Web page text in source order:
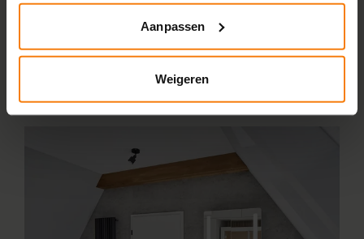
Aanpassen
Weigeren
houtlook beschikbaar als wandpanelen. Deze zijn
veilig, waterdicht en eenvoudig schoon te maken.
Ideaal voor wie een mooie én onderhoudsvriendelijke
badkamer wil.